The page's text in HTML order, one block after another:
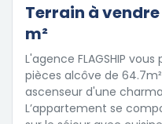
Terrain à
m²
L'agence FLAGSHIP
pièces alcôve de
ascenseur d'une
L’appartement se